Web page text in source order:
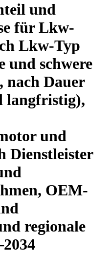
und
für Lkw-
Lkw-Typ
und schwere
nach Dauer
langfristig),
und
Dienstleister
OEM-
regionale